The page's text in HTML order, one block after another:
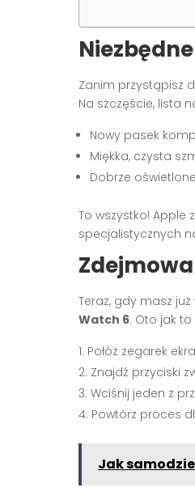
Zanim przystąpisz
Na szczęście, lista
Nowy pasek
Miękka, czysta
Dobrze
To wszystko! Apple
specjalistycznych
Teraz, gdy masz
Watch 6. Oto jak to
Połóż zegarek
Znajdź przyciski
Wciśnij jeden z
Powtórz proces
Jak